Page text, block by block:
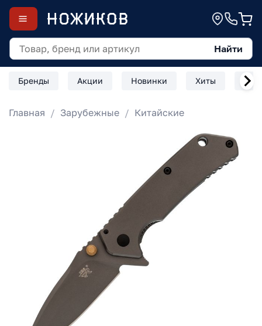
Найти
Бренды Акции Новинки Хиты
Главная Зарубежные Китайские